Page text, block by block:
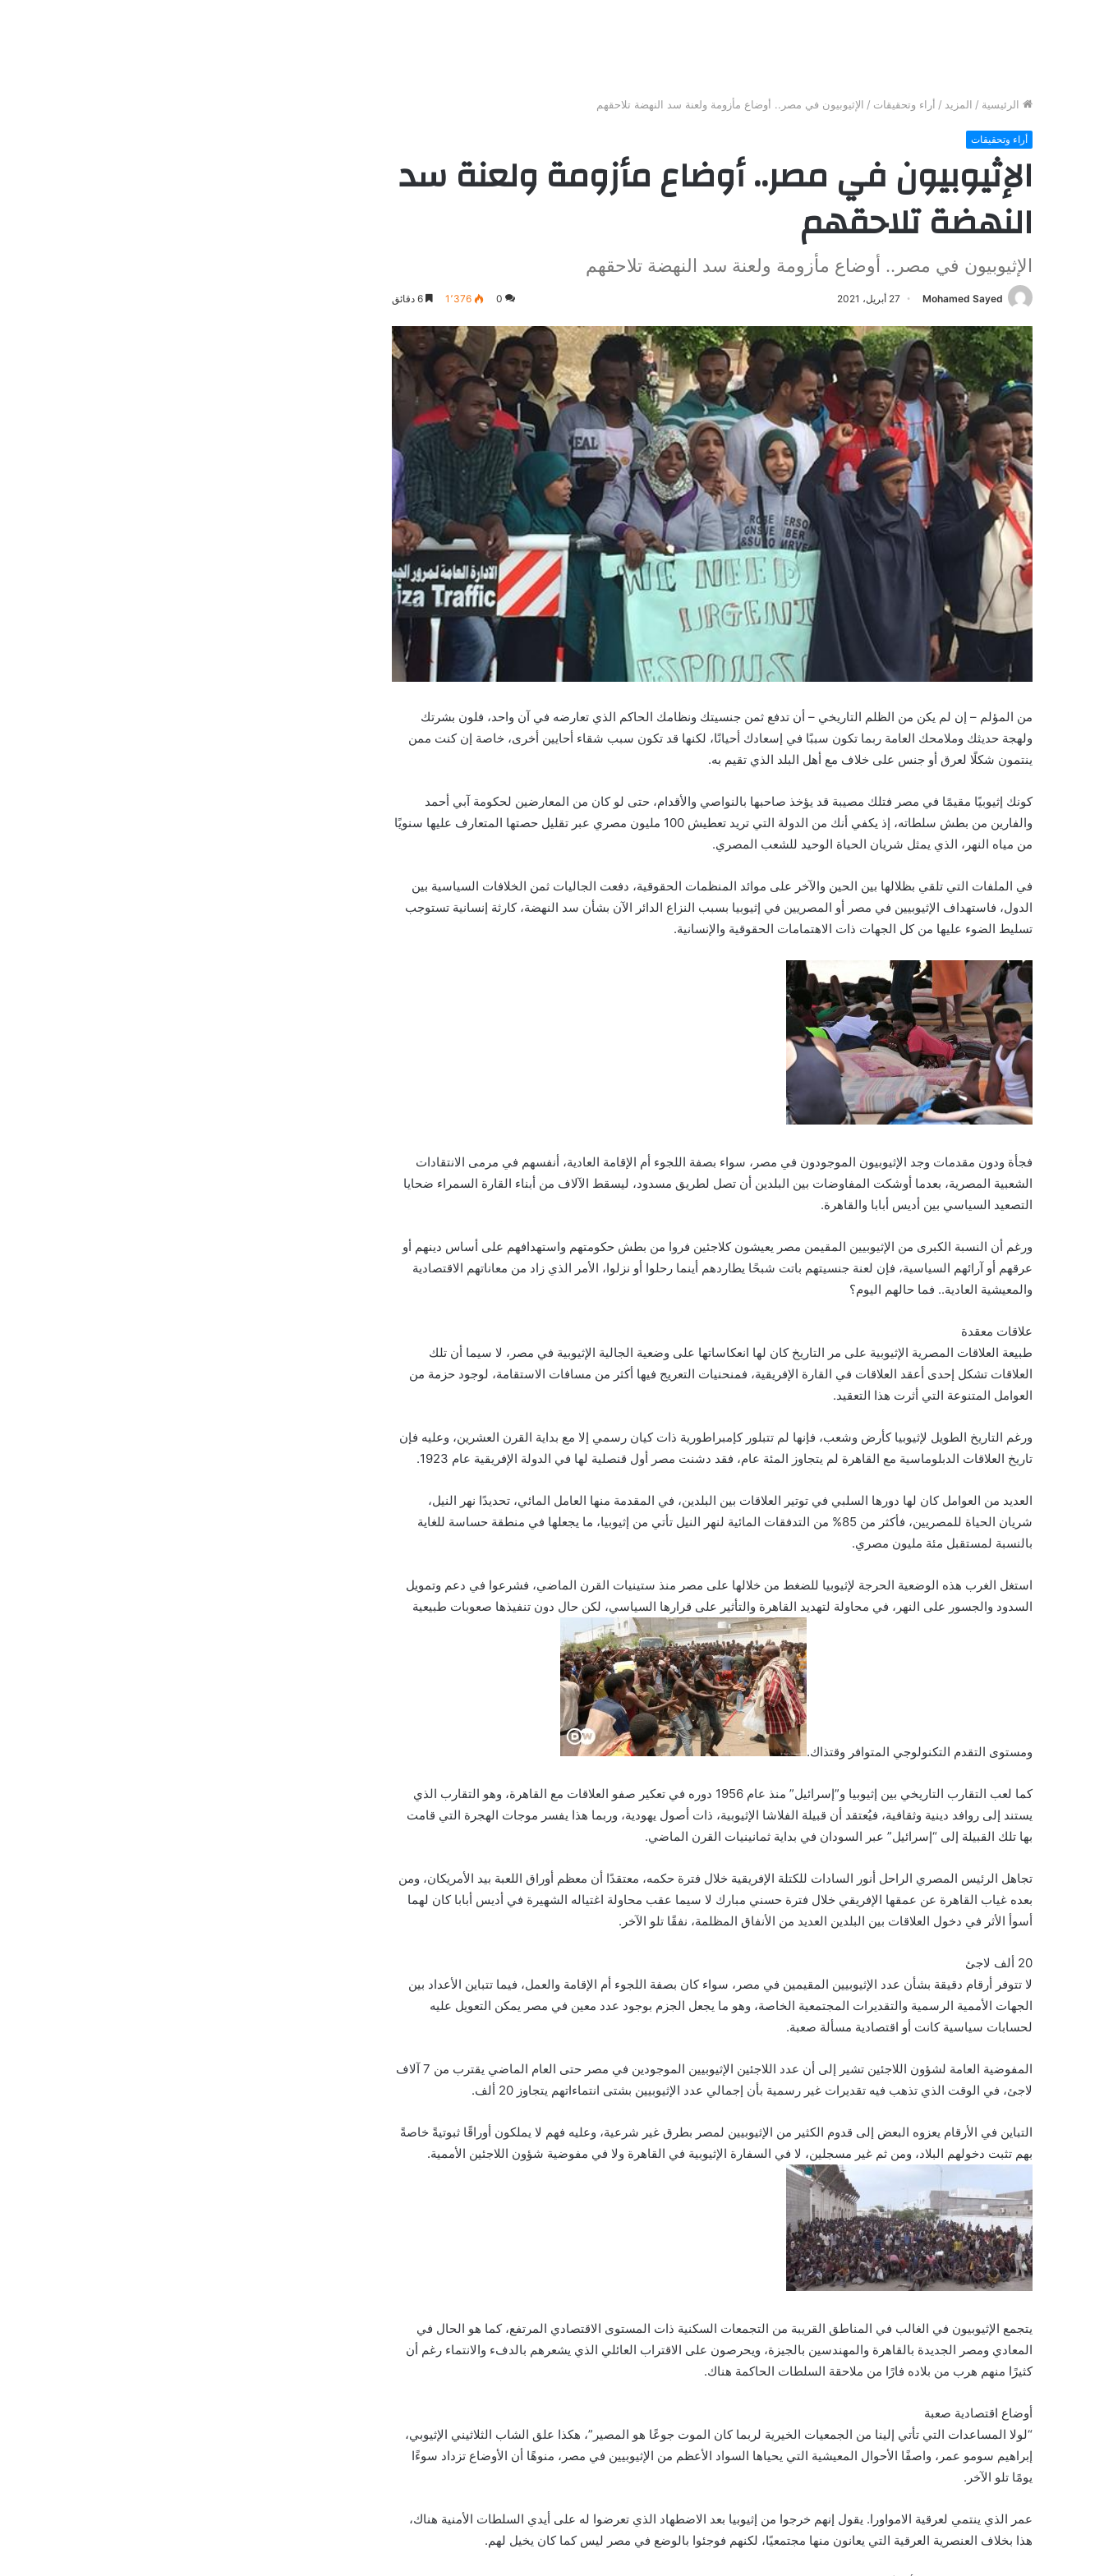
الرئيسية / المزيد / أراء وتحقيقات / الإثيوبيون في مصر.. أوضاع مأزومة ولعنة سد النهضة تلاحقهم
أراء وتحقيقات
الإثيوبيون في مصر.. أوضاع مأزومة ولعنة سد
النهضة تلاحقهم
الإثيوبيون في مصر.. أوضاع مأزومة ولعنة سد النهضة تلاحقهم
Mohamed Sayed 27 أبريل، 2021 0 1٬376
من المؤلم – إن لم يكن من الظلم التاريخي – أن تدفع ثمن جنسيتك ونظامك الحاكم الذي تعارضه في آن واحد، فلون بشرتك
ولهجة حديثك وملامحك العامة ربما تكون سببًا في إسعادك أحيانًا، لكنها قد تكون سبب شقاء أحايين أخرى، خاصة إن كنت ممن
ينتمون شكلًا لعرق أو جنس على خلاف مع أهل البلد الذي تقيم به.
كونك إثيوبيًا مقيمًا في مصر فتلك مصيبة قد يؤخذ صاحبها بالنواصي والأقدام، حتى لو كان من المعارضين لحكومة آبي أحمد
والفارين من بطش سلطاته، إذ يكفي أنك من الدولة التي تريد تعطيش 100 مليون مصري عبر تقليل حصتها المتعارف عليها سنويًا
من مياه النهر، الذي يمثل شريان الحياة الوحيد للشعب المصري.
في الملفات التي تلقي بظلالها بين الحين والآخر على موائد المنظمات الحقوقية، دفعت الجاليات ثمن الخلافات السياسية بين
الدول، فاستهداف الإثيوبيين في مصر أو المصريين في إثيوبيا بسبب النزاع الدائر الآن بشأن سد النهضة، كارثة إنسانية تستوجب
تسليط الضوء عليها من كل الجهات ذات الاهتمامات الحقوقية والإنسانية.
فجأة ودون مقدمات وجد الإثيوبيون الموجودون في مصر، سواء بصفة اللجوء أم الإقامة العادية، أنفسهم في مرمى الانتقادات
الشعبية المصرية، بعدما أوشكت المفاوضات بين البلدين أن تصل لطريق مسدود، ليسقط الآلاف من أبناء القارة السمراء ضحايا
التصعيد السياسي بين أديس أبابا والقاهرة.
ورغم أن النسبة الكبرى من الإثيوبيين المقيمن مصر يعيشون كلاجئين فروا من بطش حكومتهم واستهدافهم على أساس دينهم أو
عرقهم أو آرائهم السياسية، فإن لعنة جنسيتهم باتت شبحًا يطاردهم أينما رحلوا أو نزلوا، الأمر الذي زاد من معاناتهم الاقتصادية
والمعيشية العادية.. فما حالهم اليوم؟
علاقات معقدة
طبيعة العلاقات المصرية الإثيوبية على مر التاريخ كان لها انعكاساتها على وضعية الجالية الإثيوبية في مصر، لا سيما أن تلك
العلاقات تشكل إحدى أعقد العلاقات في القارة الإفريقية، فمنحنيات التعريج فيها أكثر من مسافات الاستقامة، لوجود حزمة من
العوامل المتنوعة التي أثرت هذا التعقيد.
ورغم التاريخ الطويل لإثيوبيا كأرض وشعب، فإنها لم تتبلور كإمبراطورية ذات كيان رسمي إلا مع بداية القرن العشرين، وعليه فإن
تاريخ العلاقات الدبلوماسية مع القاهرة لم يتجاوز المئة عام، فقد دشنت مصر أول قنصلية لها في الدولة الإفريقية عام 1923.
العديد من العوامل كان لها دورها السلبي في توتير العلاقات بين البلدين، في المقدمة منها العامل المائي، تحديدًا نهر النيل،
شريان الحياة للمصريين، فأكثر من 85% من التدفقات المائية لنهر النيل تأتي من إثيوبيا، ما يجعلها في منطقة حساسة للغاية
بالنسبة لمستقبل مئة مليون مصري.
استغل الغرب هذه الوضعية الحرجة لإثيوبيا للضغط من خلالها على مصر منذ ستينيات القرن الماضي، فشرعوا في دعم وتمويل
السدود والجسور على النهر، في محاولة لتهديد القاهرة والتأثير على قرارها السياسي، لكن حال دون تنفيذها صعوبات طبيعية
ومستوى التقدم التكنولوجي المتوافر وقتذاك.
كما لعب التقارب التاريخي بين إثيوبيا و”إسرائيل” منذ عام 1956 دوره في تعكير صفو العلاقات مع القاهرة، وهو التقارب الذي
يستند إلى روافد دينية وثقافية، فيُعتقد أن قبيلة الفلاشا الإثيوبية، ذات أصول يهودية، وربما هذا يفسر موجات الهجرة التي قامت
بها تلك القبيلة إلى “إسرائيل” عبر السودان في بداية ثمانينيات القرن الماضي.
تجاهل الرئيس المصري الراحل أنور السادات للكتلة الإفريقية خلال فترة حكمه، معتقدًا أن معظم أوراق اللعبة بيد الأمريكان، ومن
بعده غياب القاهرة عن عمقها الإفريقي خلال فترة حسني مبارك لا سيما عقب محاولة اغتياله الشهيرة في أديس أبابا كان لهما
أسوأ الأثر في دخول العلاقات بين البلدين العديد من الأنفاق المظلمة، نفقًا تلو الآخر.
20 ألف لاجئ
لا تتوفر أرقام دقيقة بشأن عدد الإثيوبيين المقيمين في مصر، سواء كان بصفة اللجوء أم الإقامة والعمل، فيما تتباين الأعداد بين
الجهات الأممية الرسمية والتقديرات المجتمعية الخاصة، وهو ما يجعل الجزم بوجود عدد معين في مصر يمكن التعويل عليه
لحسابات سياسية كانت أو اقتصادية مسألة صعبة.
المفوضية العامة لشؤون اللاجئين تشير إلى أن عدد اللاجئين الإثيوبيين الموجودين في مصر حتى العام الماضي يقترب من 7 آلاف
لاجئ، في الوقت الذي تذهب فيه تقديرات غير رسمية بأن إجمالي عدد الإثيوبيين بشتى انتماءاتهم يتجاوز 20 ألف.
التباين في الأرقام يعزوه البعض إلى قدوم الكثير من الإثيوبيين لمصر بطرق غير شرعية، وعليه فهم لا يملكون أوراقًا ثبوتيةً خاصةً
بهم تثبت دخولهم البلاد، ومن ثم غير مسجلين، لا في السفارة الإثيوبية في القاهرة ولا في مفوضية شؤون اللاجئين الأممية.
يتجمع الإثيوبيون في الغالب في المناطق القريبة من التجمعات السكنية ذات المستوى الاقتصادي المرتفع، كما هو الحال في
المعادي ومصر الجديدة بالقاهرة والمهندسين بالجيزة، ويحرصون على الاقتراب العائلي الذي يشعرهم بالدفء والانتماء رغم أن
كثيرًا منهم هرب من بلاده فارًا من ملاحقة السلطات الحاكمة هناك.
أوضاع اقتصادية صعبة
“لولا المساعدات التي تأتي إلينا من الجمعيات الخيرية لربما كان الموت جوعًا هو المصير”، هكذا علق الشاب الثلاثيني الإثيوبي،
إبراهيم سومو عمر، واصفًا الأحوال المعيشية التي يحياها السواد الأعظم من الإثيوبيين في مصر، منوهًا أن الأوضاع تزداد سوءًا
يومًا تلو الآخر.
عمر الذي ينتمي لعرقية الامواورا. يقول إنهم خرجوا من إثيوبيا بعد الاضطهاد الذي تعرضوا له على أيدي السلطات الأمنية هناك،
هذا بخلاف العنصرية العرقية التي يعانون منها مجتمعيًا، لكنهم فوجئوا بالوضع في مصر ليس كما كان يخيل لهم.